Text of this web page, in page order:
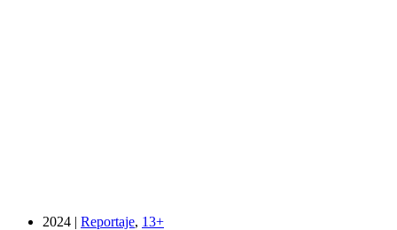
2024 | Reportaje, 13+